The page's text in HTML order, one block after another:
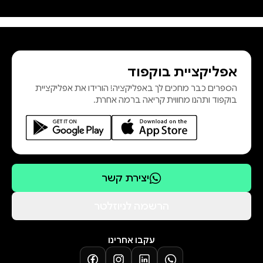
למלחמה ולמאבק מדיני על צדקתה.
עם זאת, בגין גם היה נתון לשינויים
נפשיים קיצוניים, כפי שמגלים דיווחים
מפורטים של משרד החוץ האמריקאי. 1
אפליקציית בוקפוד
הספרים כבר מחכים לך באפליקציה! הורידו את אפליקציית
בוקפוד ותהנו מחווית קריאה ברמה אחרת.
יצירת קשר
עקבו אחרינו